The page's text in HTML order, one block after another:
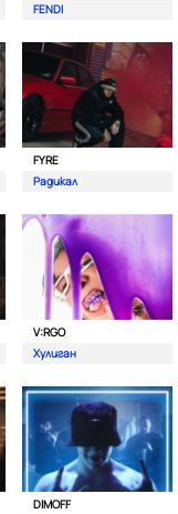
FENDI
FYRE
Радикал
V:RGO
Хулиган
DIMOFF